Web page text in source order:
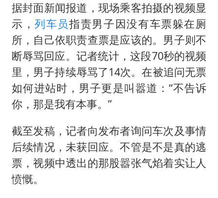
商场现钱学森巨幅海报 负责人回应
“不怕六爷挂得多 就怕六爷挂一颗”
全民健身事业高质量发展
乐享全民健身 共筑健康中国
据封面新闻报道，现场乘客拍摄的视频显
示，列车员指责男子因没有车票躲在厕
所，自己依职责查票是应该的。男子则不
断辱骂回应。记者统计，这段70秒的视频
里，男子持续辱骂了14次。在被追问无票
如何进站时，男子更是叫嚣道：“不告诉
你，那是我有本事。”
截至发稿，记者向发布者询问车次及事情
后续情况，未获回应。不管是不是真的逃
票，视频中透出的那股嚣张气焰着实让人
愤慨。